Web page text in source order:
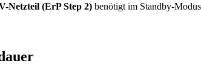
Netzteil (ErP Step 2) benötigt im Standby-